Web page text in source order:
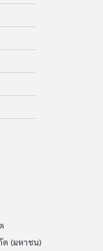
ด (มหาชน)